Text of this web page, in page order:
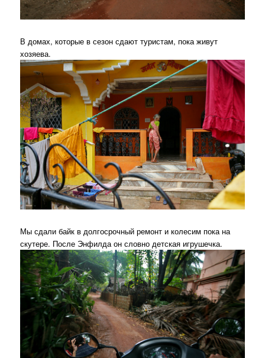
В домах, которые в сезон сдают туристам, пока живут
хозяева.
Мы сдали байк в долгосрочный ремонт и колесим пока на
скутере. После Энфилда он словно детская игрушечка.